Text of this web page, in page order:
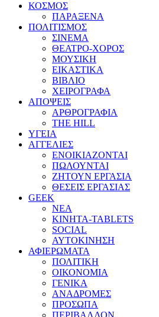
ΚΟΣΜΟΣ
ΠΑΡΑΞΕΝΑ
ΠΟΛΙΤΙΣΜΟΣ
ΣΙΝΕΜΑ
ΘΕΑΤΡΟ-ΧΟΡΟΣ
ΜΟΥΣΙΚΗ
ΕΙΚΑΣΤΙΚΑ
ΒΙΒΛΙΟ
ΧΕΙΡΟΓΡΑΦΑ
ΑΠΟΨΕΙΣ
ΑΡΘΡΟΓΡΑΦΙΑ
THE HILL
ΥΓΕΙΑ
ΑΓΓΕΛΙΕΣ
ΕΝΟΙΚΙΑΖΟΝΤΑΙ
ΠΩΛΟΥΝΤΑΙ
ΖΗΤΟΥΝ ΕΡΓΑΣΙΑ
ΘΕΣΕΙΣ ΕΡΓΑΣΙΑΣ
GEEK
ΝΕΑ
ΚΙΝΗΤΑ-TABLETS
SOCIAL
ΑΥΤΟΚΙΝΗΣΗ
ΑΦΙΕΡΩΜΑΤΑ
ΠΟΛΙΤΙΚΗ
ΟΙΚΟΝΟΜΙΑ
ΓΕΝΙΚΑ
ΑΝΑΔΡΟΜΕΣ
ΠΡΟΣΩΠΑ
ΠΕΡΙΒΑΛΛΟΝ